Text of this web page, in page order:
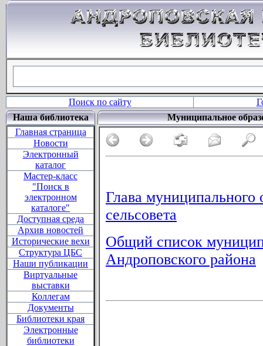
Поиск по сайту
Наша библиотека
Главная страница
Новости
Электронный
каталог
Мастер-класс
"Поиск в
электронном
каталоге"
Доступная среда
Архив новостей
Исторические вехи
Структура ЦБС
Наши публикации
Виртуальные
выставки
Коллегам
Документы
Библиотеки края
Электронные
библиотеки
Муниципальное
Глава муниципального
сельсовета
Общий список
Андроповского района